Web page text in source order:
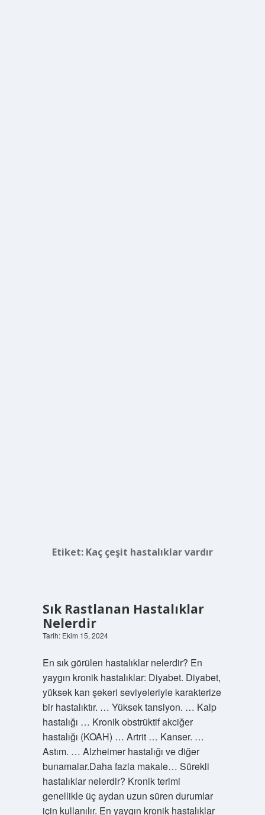
Etiket: Kaç çeşit hastalıklar vardır
Sık Rastlanan Hastalıklar
Nelerdir
Tarih: Ekim 15, 2024
En sık görülen hastalıklar nelerdir? En
yaygın kronik hastalıklar: Diyabet. Diyabet,
yüksek kan şekeri seviyeleriyle karakterize
bir hastalıktır. … Yüksek tansiyon. … Kalp
hastalığı … Kronik obstrüktif akciğer
hastalığı (KOAH) … Artrit … Kanser. …
Astım. … Alzheimer hastalığı ve diğer
bunamalar.Daha fazla makale… Sürekli
hastalıklar nelerdir? Kronik terimi
genellikle üç aydan uzun süren durumlar
için kullanılır. En yaygın kronik hastalıklar